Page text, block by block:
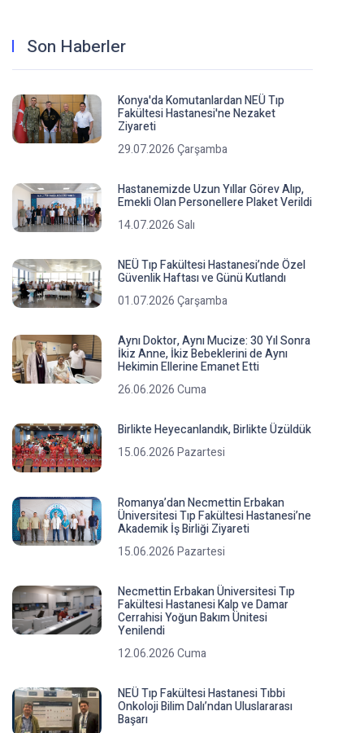
Son Haberler
Konya'da Komutanlardan NEÜ Tıp
Fakültesi Hastanesi'ne Nezaket
Ziyareti
29.07.2026 Çarşamba
Hastanemizde Uzun Yıllar Görev Alıp,
Emekli Olan Personellere Plaket Verildi
14.07.2026 Salı
NEÜ Tıp Fakültesi Hastanesi’nde Özel
Güvenlik Haftası ve Günü Kutlandı
01.07.2026 Çarşamba
Aynı Doktor, Aynı Mucize: 30 Yıl Sonra
İkiz Anne, İkiz Bebeklerini de Aynı
Hekimin Ellerine Emanet Etti
26.06.2026 Cuma
Birlikte Heyecanlandık, Birlikte Üzüldük
15.06.2026 Pazartesi
Romanya’dan Necmettin Erbakan
Üniversitesi Tıp Fakültesi Hastanesi’ne
Akademik İş Birliği Ziyareti
15.06.2026 Pazartesi
Necmettin Erbakan Üniversitesi Tıp
Fakültesi Hastanesi Kalp ve Damar
Cerrahisi Yoğun Bakım Ünitesi
Yenilendi
12.06.2026 Cuma
NEÜ Tıp Fakültesi Hastanesi Tıbbi
Onkoloji Bilim Dalı’ndan Uluslararası
Başarı